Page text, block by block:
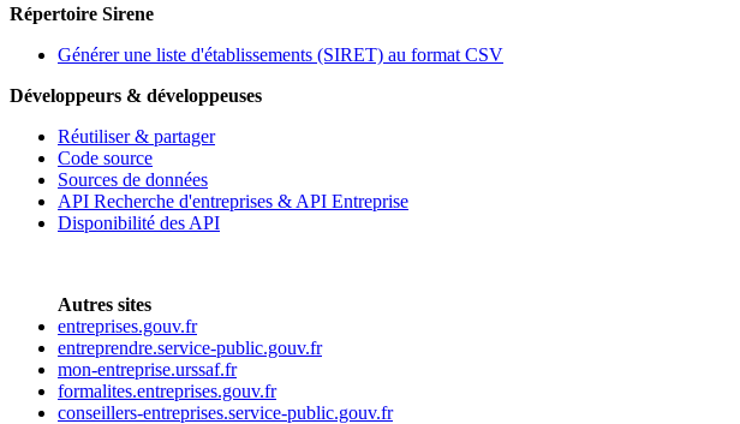
Répertoire Sirene
Générer une liste d'établissements (SIRET) au format CSV
Développeurs & développeuses
Réutiliser & partager
Code source
Sources de données
API Recherche d'entreprises & API Entreprise
Disponibilité des API
Autres sites
entreprises.gouv.fr
entreprendre.service-public.gouv.fr
mon-entreprise.urssaf.fr
formalites.entreprises.gouv.fr
conseillers-entreprises.service-public.gouv.fr